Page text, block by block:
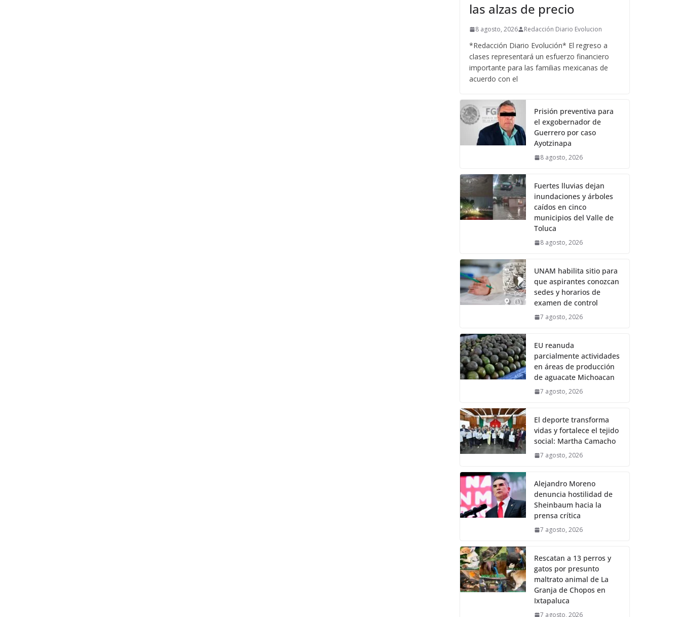
las alzas de precio
8 agosto, 2026 Redacción Diario Evolucion
*Redacción Diario Evolución* El regreso a
clases representará un esfuerzo financiero
importante para las familias mexicanas de
acuerdo con el
Prisión preventiva para
el exgobernador de
Guerrero por caso
Ayotzinapa
8 agosto, 2026
Fuertes lluvias dejan
inundaciones y árboles
caídos en cinco
municipios del Valle de
Toluca
8 agosto, 2026
UNAM habilita sitio para
que aspirantes conozcan
sedes y horarios de
examen de control
7 agosto, 2026
EU reanuda
parcialmente actividades
en áreas de producción
de aguacate Michoacan
7 agosto, 2026
El deporte transforma
vidas y fortalece el tejido
social: Martha Camacho
7 agosto, 2026
Alejandro Moreno
denuncia hostilidad de
Sheinbaum hacia la
prensa crítica
7 agosto, 2026
Rescatan a 13 perros y
gatos por presunto
maltrato animal de La
Granja de Chopos en
Ixtapaluca
7 agosto, 2026